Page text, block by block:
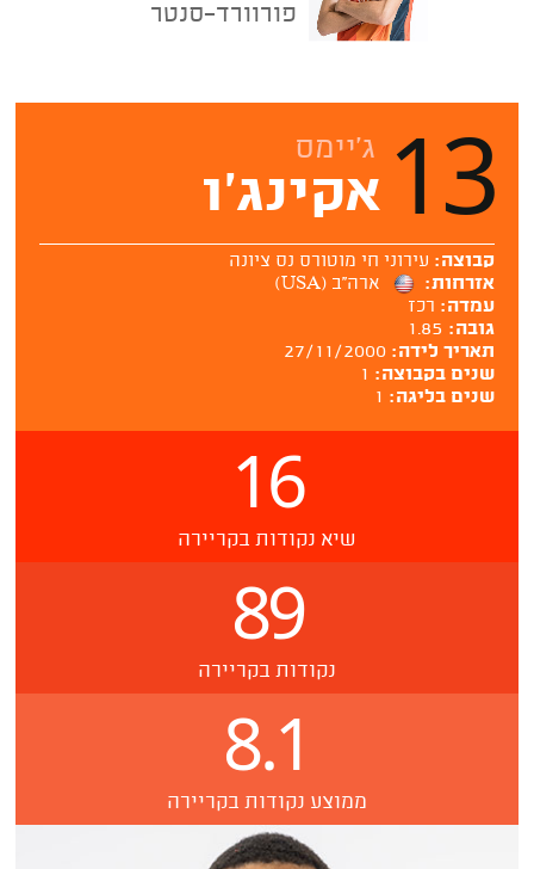
פורוורד-סנטר
13 ג'יימס
אקינג'ו
קבוצה: עירוני חי מוטורס נס ציונה
אזרחות:
ארה''ב (USA)
עמדה: רכז
גובה: 1.85
תאריך לידה:27/11/2000
שנים בקבוצה: 1
שנים בליגה: 1
16
שיא נקודות בקריירה
89
נקודות בקריירה
8.1
ממוצע נקודות בקריירה